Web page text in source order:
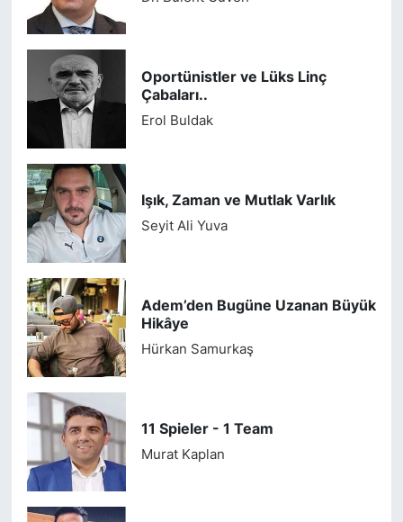
Oportünistler ve Lüks Linç
Çabaları..
Erol Buldak
Işık, Zaman ve Mutlak Varlık
Seyit Ali Yuva
Adem’den Bugüne Uzanan Büyük
Hikâye
Hürkan Samurkaş
11 Spieler - 1 Team
Murat Kaplan